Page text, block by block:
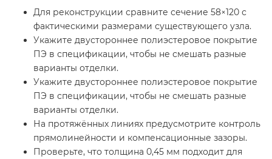
Для реконструкции сравните сечение 58×120 с
фактическими размерами существующего узла.
Укажите двустороннее полиэстеровое покрытие
ПЭ в спецификации, чтобы не смешать разные
варианты отделки.
Укажите двустороннее полиэстеровое покрытие
ПЭ в спецификации, чтобы не смешать разные
варианты отделки.
На протяжённых линиях предусмотрите контроль
прямолинейности и компенсационные зазоры.
Проверьте, что толщина 0,45 мм подходит для